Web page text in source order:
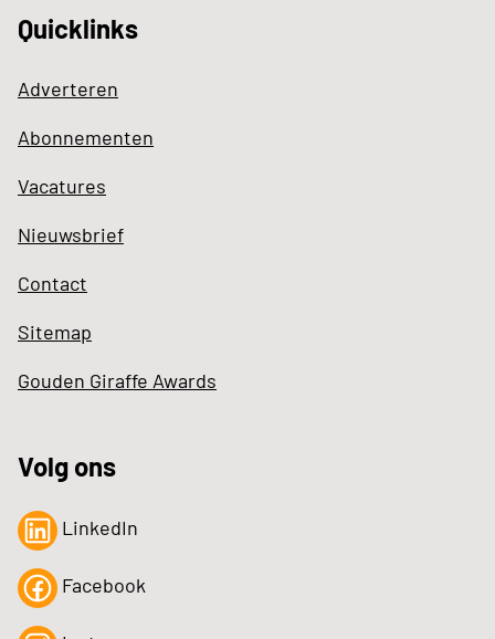
Quicklinks
Adverteren
Abonnementen
Vacatures
Nieuwsbrief
Contact
Sitemap
Gouden Giraffe Awards
Volg ons
LinkedIn
Facebook